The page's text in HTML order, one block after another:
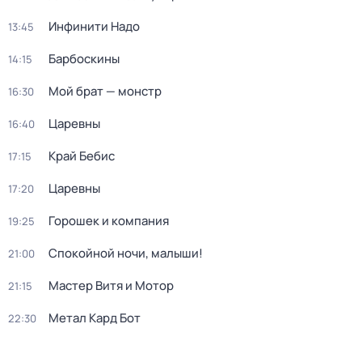
13:45 Инфинити Надо
14:15 Барбоскины
16:30 Мой брат — монстр
16:40 Царевны
17:15 Край Бебис
17:20 Царевны
19:25 Горошек и компания
21:00 Спокойной ночи, малыши!
21:15 Мастер Витя и Мотор
22:30 Метал Кард Бот